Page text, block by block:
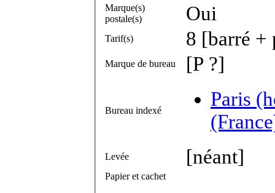
Marque(s)
postale(s)
Oui
Tarif(s) 8 [barré +
Marque de bureau [P ?]
Bureau indexé
Paris
Levée [néant]
Papier et cachet